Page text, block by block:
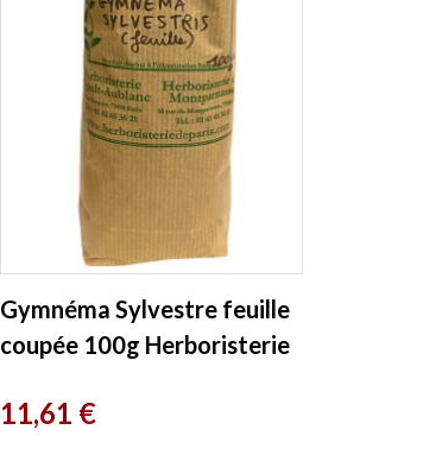
Gymnéma Sylvestre feuille
coupée 100g Herboristerie
Prix
11,61 €